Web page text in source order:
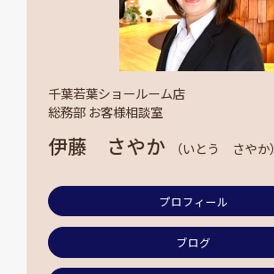
千葉若葉ショールーム店
総務部 お客様相談室
伊藤 さやか （いとう さやか）
プロフィール
ブログ